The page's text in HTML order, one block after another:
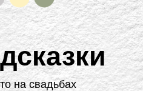
на свадьбах